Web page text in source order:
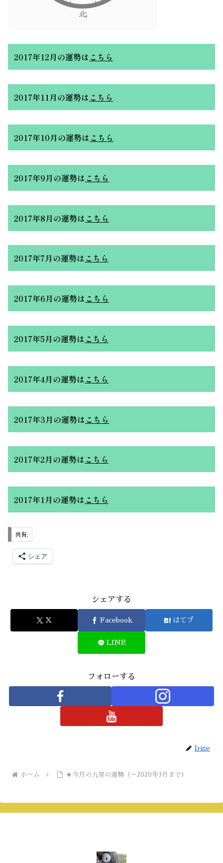
2017年12月の運勢は こちら
2017年11月の運勢は こちら
2017年10月の運勢は こちら
2017年9月の運勢は こちら
2017年8月の運勢は こちら
2017年7月の運勢は こちら
2017年6月の運勢は こちら
2017年5月の運勢は こちら
2017年4月の運勢は こちら
2017年3月の運勢は こちら
2017年2月の運勢は こちら
2017年1月の運勢は こちら
共有:
シェア
シェアする
X Facebook はてブ
LINE
フォローする
Irize
ホーム ★今月の九星の運勢（～2020年3月まで）